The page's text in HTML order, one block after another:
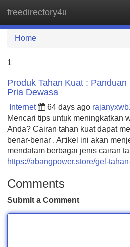
freedirectory4u
Home
1
Produk Tahan Kuat :
Pria Dewasa
Internet 64 days ago
Mencari tips untuk meningkatkan
Anda? Cairan tahan kuat dapat
benar-benar . Artikel ini akan
mendalam berbagai jenis cairan
https://abangpower.store/gel-
Comments
Submit a Comment